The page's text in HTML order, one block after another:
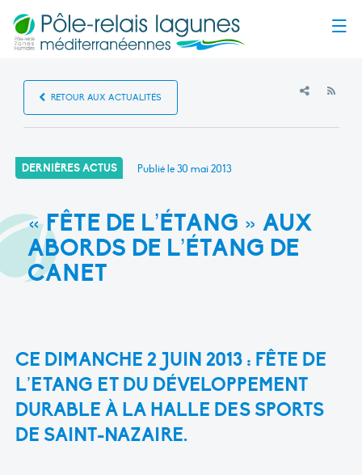
RETOUR AUX ACTUALITÉS
DERNIÈRES ACTUS Publié le30 mai 2013
« FÊTE DE L’ÉTANG » AUX
ABORDS DE L’ÉTANG DE
CANET
CE DIMANCHE 2 JUIN 2013 : FÊTE DE
L’ETANG ET DU DÉVELOPPEMENT
DURABLE À LA HALLE DES SPORTS
DE SAINT-NAZAIRE.